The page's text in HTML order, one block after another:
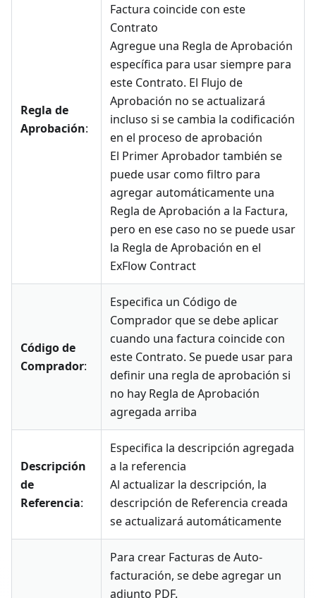
Regla de
Aprobación:
Factura coincide con este
Contrato
Agregue una Regla de Aprobación
específica para usar siempre para
este Contrato. El Flujo de
Aprobación no se actualizará
incluso si se cambia la codificación
en el proceso de aprobación
El Primer Aprobador también se
puede usar como filtro para
agregar automáticamente una
Regla de Aprobación a la Factura,
pero en ese caso no se puede usar
la Regla de Aprobación en el
ExFlow Contract
Código de
Comprador:
Especifica un Código de
Comprador que se debe aplicar
cuando una factura coincide con
este Contrato. Se puede usar para
definir una regla de aprobación si
no hay Regla de Aprobación
agregada arriba
Descripción
de
Referencia:
Especifica la descripción agregada
a la referencia
Al actualizar la descripción, la
descripción de Referencia creada
se actualizará automáticamente
Para crear Facturas de Auto-
facturación, se debe agregar un
adjunto PDF.